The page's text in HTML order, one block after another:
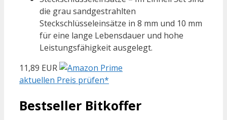
die grau sandgestrahlten
Steckschlüsseleinsätze in 8 mm und 10 mm
für eine lange Lebensdauer und hohe
Leistungsfähigkeit ausgelegt.
11,89 EUR
aktuellen Preis prüfen*
Bestseller Bitkoffer